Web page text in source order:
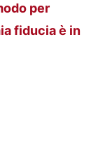
per
fiducia è in